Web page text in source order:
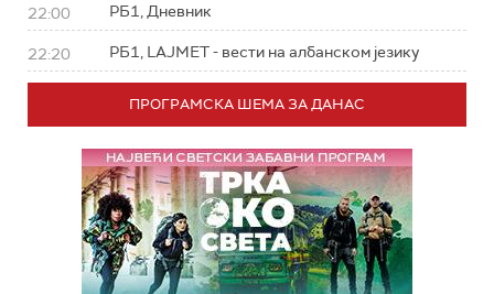
22:00 РБ1, Дневник
22:20 РБ1, LAJMET - вести на албанском језику
ПРОГРАМСКА ШЕМА ЗА ДАНАС